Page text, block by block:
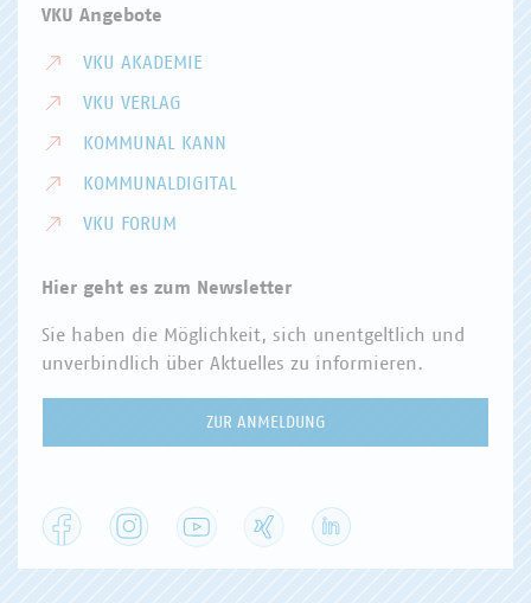
VKU Angebote
VKU AKADEMIE
VKU VERLAG
KOMMUNAL KANN
KOMMUNALDIGITAL
VKU FORUM
Hier geht es zum Newsletter
Sie haben die Möglichkeit, sich unentgeltlich und
unverbindlich über Aktuelles zu informieren.
ZUR ANMELDUNG
Facebook Instagram YouTube